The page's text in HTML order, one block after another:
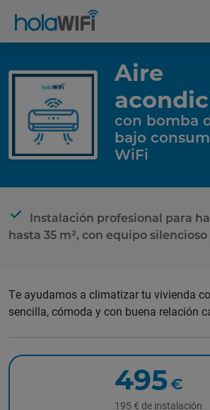
Aire
con bomba
bajo
WiFi
La tarifa
Instalación profesional para
hasta 35 m², con equipo
Te ayudamos a climatizar tu vivienda
sencilla, cómoda y con buena relación
495€
195 € de instalación